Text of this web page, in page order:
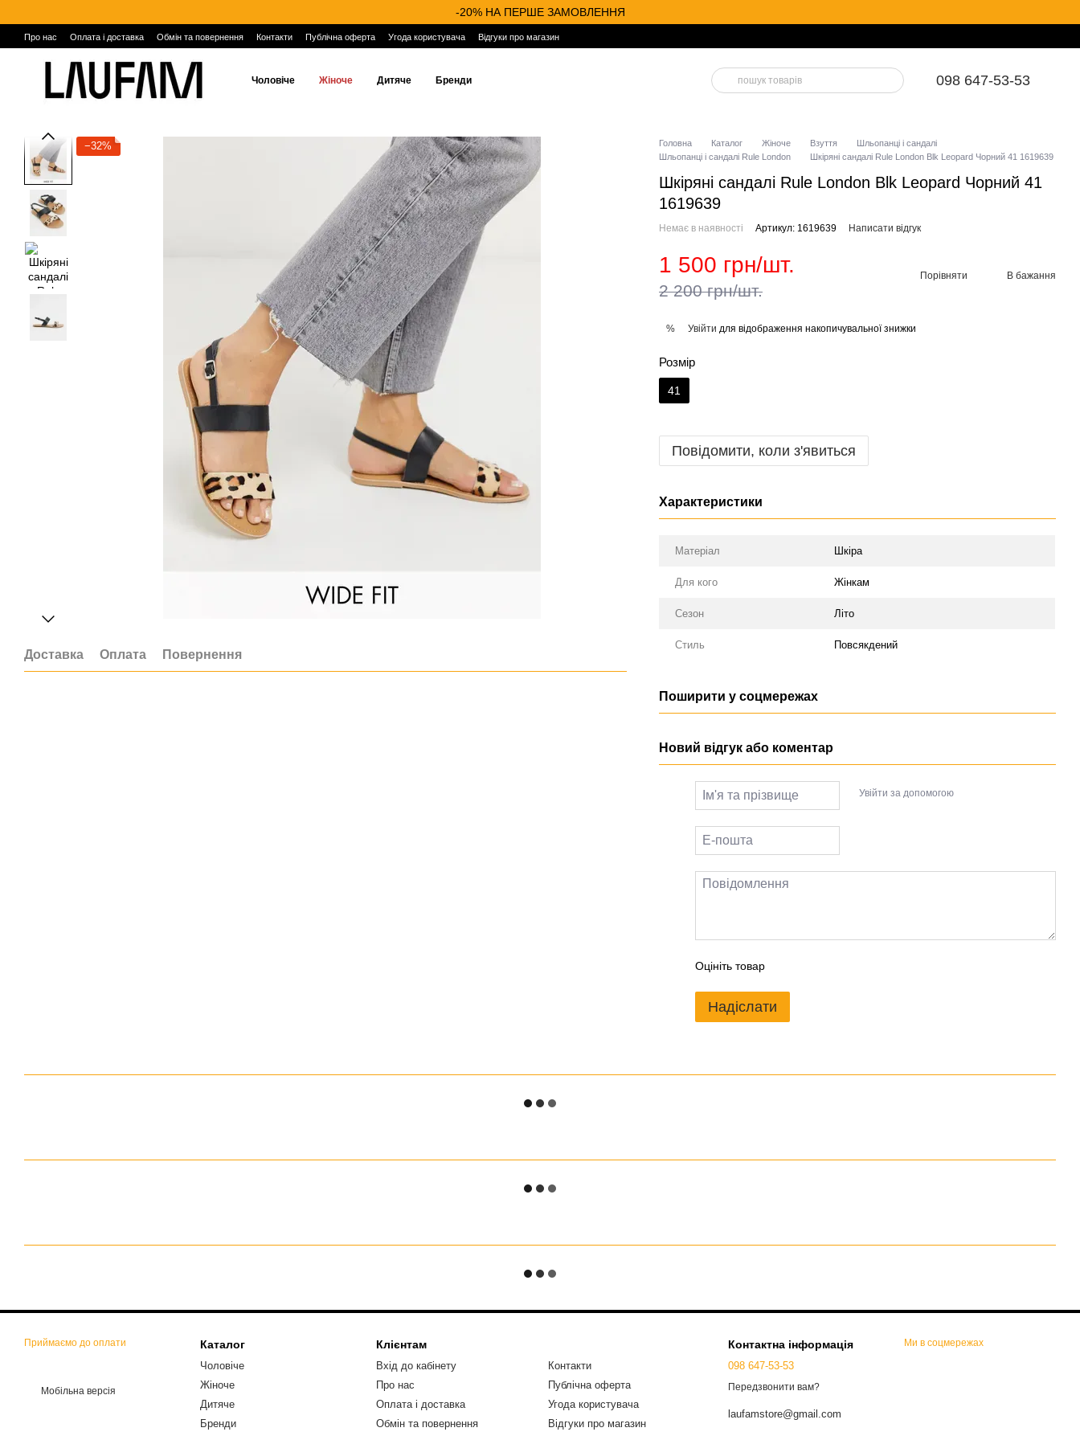
-20% НА ПЕРШЕ ЗАМОВЛЕННЯ
Про нас Оплата і доставка Обмін та повернення Контакти Публічна оферта Угода користувача Відгуки про магазин
Чоловіче Жіноче Дитяче Бренди 098 647-53-53
−32%
Доставка Оплата Повернення
Головна Каталог Жіноче Взуття
Шльопанці і сандалі
Шльопанці і сандалі Rule London
Шкіряні сандалі Rule London Blk Leopard Чорний 41 1619639
Шкіряні сандалі Rule London Blk Leopard Чорний 41
1619639
Немає в наявності Артикул: 1619639 Написати відгук
1 500 грн/шт.
2 200 грн/шт.
Порівняти В бажання
% Увійти для відображення накопичувальної знижки
Розмір
41
Повідомити, коли з'явиться
Характеристики
Матеріал Шкіра
Для кого Жінкам
Сезон Літо
Стиль Повсякдений
Поширити у соцмережах
Новий відгук або коментар
Увійти за допомогою
Оцініть товар
Надіслати
Приймаємо до оплати
Мобільна версія
Каталог
Чоловіче
Жіноче
Дитяче
Бренди
Клієнтам
Вхід до кабінету
Про нас
Оплата і доставка
Обмін та повернення
Контакти
Публічна оферта
Угода користувача
Відгуки про магазин
Контактна інформація
098 647-53-53
Передзвонити вам?
laufamstore@gmail.com
Ми в соцмережах